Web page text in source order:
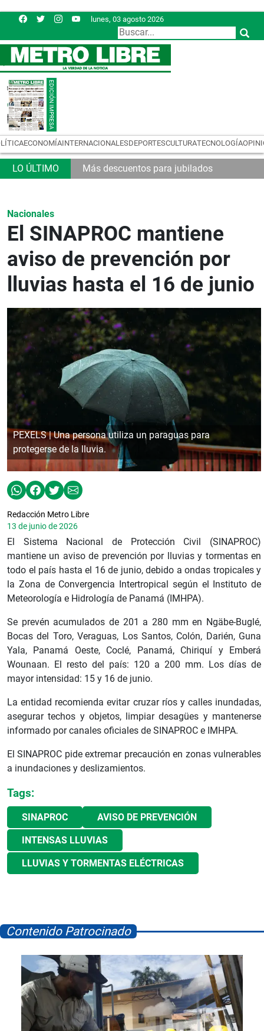
lunes, 03 agosto 2026
ECONOMÍAINTERNACIONALESDEPORTESCULTURATECNOLOGÍA
Más descuentos para jubilados
Nacionales
El SINAPROC mantiene
aviso de prevención por
lluvias hasta el 16 de junio
PEXELS | Una persona utiliza un paraguas para
protegerse de la lluvia.
Redacción Metro Libre
13 de junio de 2026
El Sistema Nacional de Protección Civil (SINAPROC)
mantiene un aviso de prevención por lluvias y tormentas en
todo el país hasta el 16 de junio, debido a ondas tropicales y
la Zona de Convergencia Intertropical según el Instituto de
Meteorología e Hidrología de Panamá (IMHPA).
Se prevén acumulados de 201 a 280 mm en Ngäbe-Buglé,
Bocas del Toro, Veraguas, Los Santos, Colón, Darién, Guna
Yala, Panamá Oeste, Coclé, Panamá, Chiriquí y Emberá
Wounaan. El resto del país: 120 a 200 mm. Los días de
mayor intensidad: 15 y 16 de junio.
La entidad recomienda evitar cruzar ríos y calles inundadas,
asegurar techos y objetos, limpiar desagües y mantenerse
informado por canales oficiales de SINAPROC e IMHPA.
El SINAPROC pide extremar precaución en zonas vulnerables
a inundaciones y deslizamientos.
Tags:
SINAPROC AVISO DE PREVENCIÓN
INTENSAS LLUVIAS
LLUVIAS Y TORMENTAS ELÉCTRICAS
Contenido Patrocinado